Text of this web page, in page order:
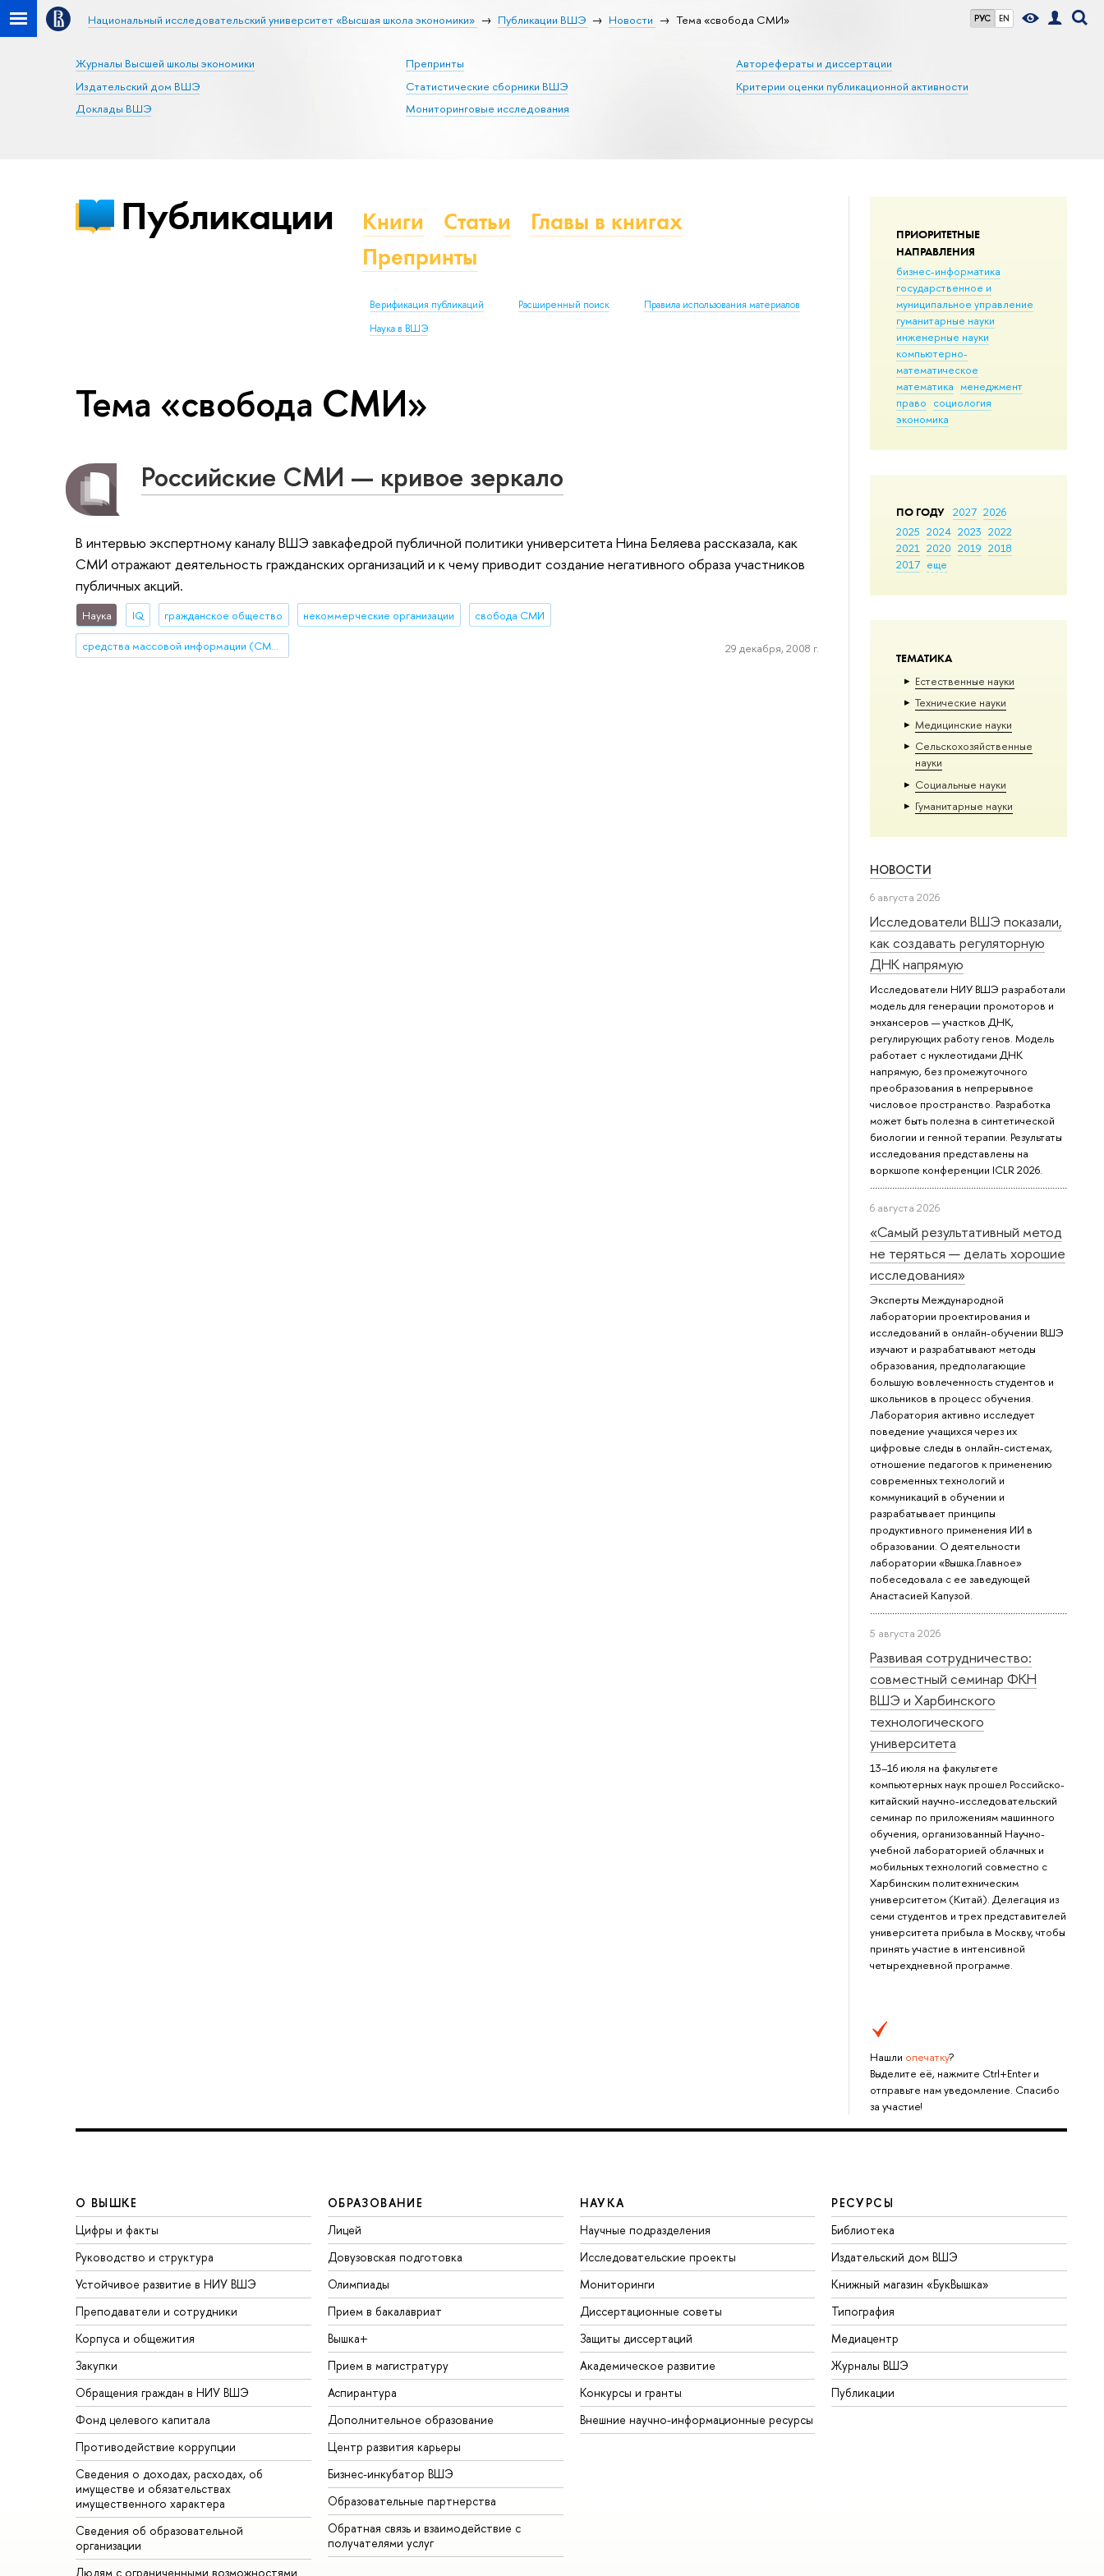
РУС EN
Национальный исследовательский университет «Высшая школа экономики» Публикации ВШЭ Новости Тема «свобода СМИ»
Журналы Высшей школы экономики
Издательский дом ВШЭ
Доклады ВШЭ
Препринты
Статистические сборники ВШЭ
Мониторинговые исследования
Авторефераты и диссертации
Критерии оценки публикационной активности
ПРИОРИТЕТНЫЕ
НАПРАВЛЕНИЯ
бизнес-информатика
государственное и
муниципальное управление
гуманитарные науки
инженерные науки
компьютерно-
математическое
математика менеджмент
право социология
экономика
ПО ГОДУ 2027 2026
2025 2024 2023 2022
2021 2020 2019 2018
2017 еще
ТЕМАТИКА
Естественные науки
Тех­ничес­кие науки
Медицинские науки
Сельскохозяйственные
науки
Социальные науки
Гуманитарные науки
НОВОСТИ
6 августа 2026
Исследователи ВШЭ показали,
как создавать регуляторную
ДНК напрямую
Исследователи НИУ ВШЭ разработали
модель для генерации промоторов и
энхансеров — участков ДНК,
регулирующих работу генов. Модель
работает с нуклеотидами ДНК
напрямую, без промежуточного
преобразования в непрерывное
числовое пространство. Разработка
может быть полезна в синтетической
биологии и генной терапии. Результаты
исследования представлены на
воркшопе конференции ICLR 2026.
6 августа 2026
«Самый результативный метод
не теряться — делать хорошие
исследования»
Эксперты Международной
лаборатории проектирования и
исследований в онлайн-обучении ВШЭ
изучают и разрабатывают методы
образования, предполагающие
большую вовлеченность студентов и
школьников в процесс обучения.
Лаборатория активно исследует
поведение учащихся через их
цифровые следы в онлайн-системах,
отношение педагогов к применению
современных технологий и
коммуникаций в обучении и
разрабатывает принципы
продуктивного применения ИИ в
образовании. О деятельности
лаборатории «Вышка.Главное»
побеседовала с ее заведующей
Анастасией Капузой.
5 августа 2026
Развивая сотрудничество:
совместный семинар ФКН
ВШЭ и Харбинского
технологического
университета
13–16 июля на факультете
компьютерных наук прошел Российско-
китайский научно-исследовательский
семинар по приложениям машинного
обучения, организованный Научно-
учебной лабораторией облачных и
мобильных технологий совместно с
Харбинским политехническим
университетом (Китай). Делегация из
семи студентов и трех представителей
университета прибыла в Москву, чтобы
принять участие в интенсивной
четырехдневной программе.
Нашли опечатку?
Выделите её, нажмите Ctrl+Enter и
отправьте нам уведомление. Спасибо
за участие!
Публикации Книги Статьи
Главы в книгах
Препринты
Верификация публикаций Расширенный поиск
Правила использования материалов
Наука в ВШЭ
Тема «свобода СМИ»
Российские СМИ — кривое зеркало
В интервью экспертному каналу ВШЭ завкафедрой публичной политики университета Нина Беляева рассказала, как
СМИ отражают деятельность гражданских организаций и к чему приводит создание негативного образа участников
публичных акций.
Наука IQ гражданское общество некоммерческие организации свобода СМИ
средства массовой информации (СМИ) 29 декабря, 2008 г.
О ВЫШКЕ
Цифры и факты
Руководство и структура
Устойчивое развитие в НИУ ВШЭ
Преподаватели и сотрудники
Корпуса и общежития
Закупки
Обращения граждан в НИУ ВШЭ
Фонд целевого капитала
Противодействие коррупции
Сведения о доходах, расходах, об
имуществе и обязательствах
имущественного характера
Сведения об образовательной
организации
Людям с ограниченными возможностями
ОБРАЗОВАНИЕ
Лицей
Довузовская подготовка
Олимпиады
Прием в бакалавриат
Вышка+
Прием в магистратуру
Аспирантура
Дополнительное образование
Центр развития карьеры
Бизнес-инкубатор ВШЭ
Образовательные партнерства
Обратная связь и взаимодействие с
получателями услуг
НАУКА
Научные подразделения
Исследовательские проекты
Мониторинги
Диссертационные советы
Защиты диссертаций
Академическое развитие
Конкурсы и гранты
Внешние научно-информационные ресурсы
РЕСУРСЫ
Библиотека
Издательский дом ВШЭ
Книжный магазин «БукВышка»
Типография
Медиацентр
Журналы ВШЭ
Публикации